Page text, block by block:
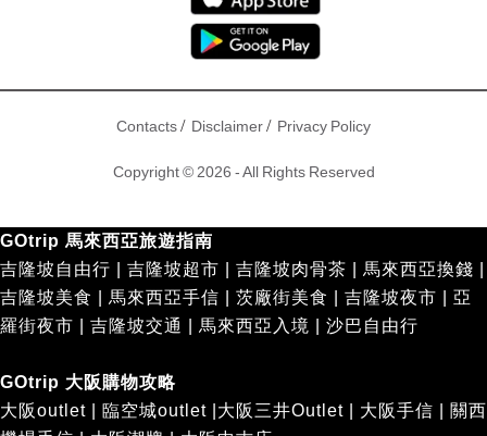
Contacts/ Disclaimer/ Privacy Policy
Copyright © 2026 - All Rights Reserved
GOtrip 馬來西亞旅遊指南
吉隆坡自由行
吉隆坡超市 吉隆坡肉骨茶 馬來西亞換錢
吉隆坡美食
馬來西亞手信 茨廠街美食 吉隆坡夜市
亞
羅街夜市
吉隆坡交通 馬來西亞入境 沙巴自由行
GOtrip 大阪購物攻略
大阪outlet
臨空城outlet 大阪三井Outlet 大阪手信
關西